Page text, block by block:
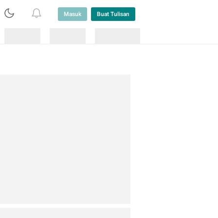
Masuk Buat Tulisan